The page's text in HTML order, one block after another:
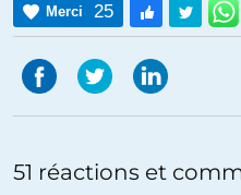
Merci 25
51 réactions et